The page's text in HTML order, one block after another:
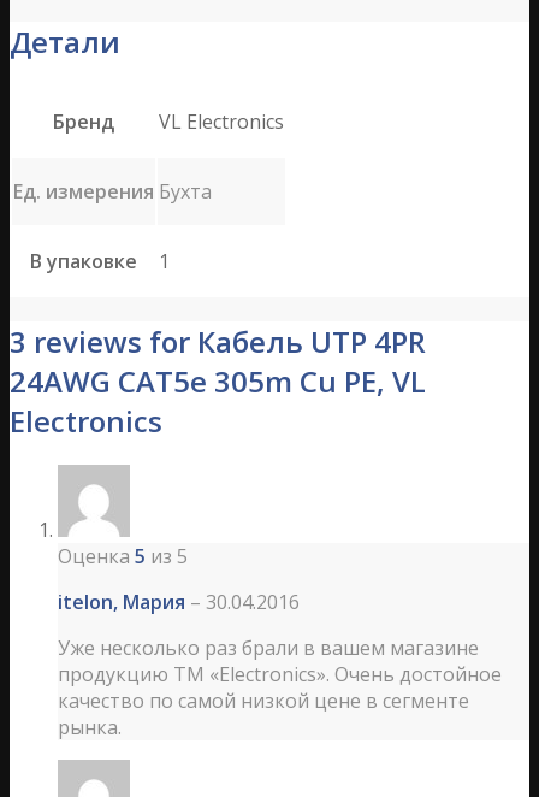
Детали
Бренд VL Electronics
Ед. измерения Бухта
В упаковке 1
3 reviews for Кабель UTP 4PR
24AWG CAT5е 305m Cu PE, VL
Electronics
Оценка 5 из 5
itelon, Мария – 30.04.2016
Уже несколько раз брали в вашем магазине
продукцию ТМ «Electronics». Очень достойное
качество по самой низкой цене в сегменте
рынка.